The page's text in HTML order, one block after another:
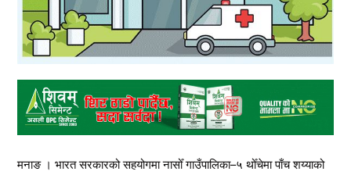
मनाङ । भारत सरकारको सहयोगमा नासोँ गाउँपालिका–५ थोँचेमा पाँच शय्याको